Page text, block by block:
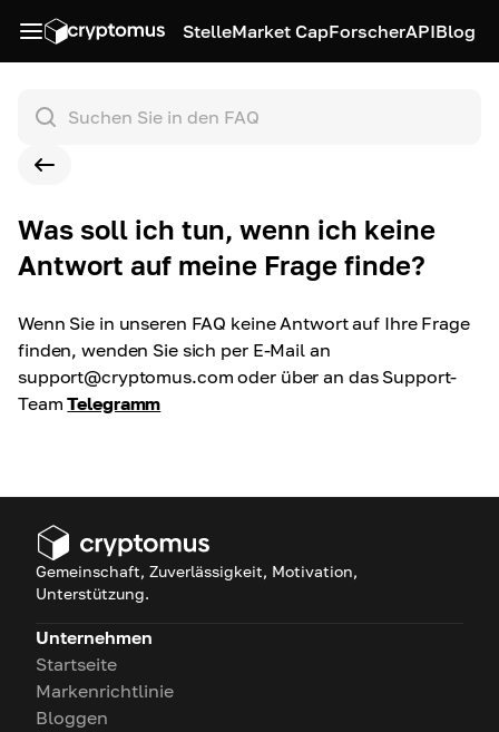
StelleMarket CapForscherAPIBlog
Was soll ich tun, wenn ich keine
Antwort auf meine Frage finde?
Wenn Sie in unseren FAQ keine Antwort auf Ihre Frage
finden, wenden Sie sich per E-Mail an
support@cryptomus.com oder über an das Support-
Team Telegramm
Gemeinschaft, Zuverlässigkeit, Motivation,
Unterstützung.
Unternehmen
Startseite
Markenrichtlinie
Bloggen